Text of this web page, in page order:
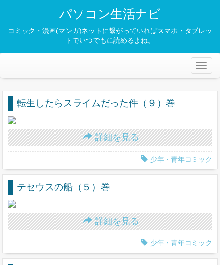
パソコン生活ナビ
コミック・漫画(マンガ)ネットに繋がっていればスマホ・タブレッ
トでいつでもに読めるよね。
転生したらスライムだった件（９）巻
詳細を見る
少年・青年コミック
テセウスの船（５）巻
詳細を見る
少年・青年コミック